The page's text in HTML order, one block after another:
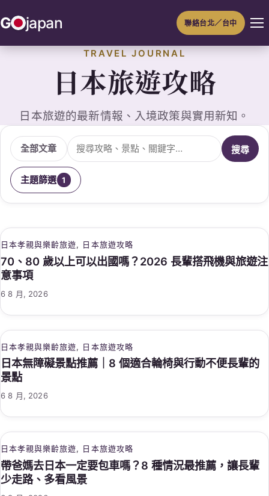
至
G japan 聯絡台北／台中
TRAVEL JOURNAL
日本旅遊攻略
日本旅遊的最新情報、入境政策與實用新知。
全部文章 搜尋文章 搜尋
主題篩選 1
日本孝親與樂齡旅遊, 日本旅遊攻略
70、80 歲以上可以出國嗎？2026 長輩搭飛機與旅遊注
意事項
6 8 月, 2026
日本孝親與樂齡旅遊, 日本旅遊攻略
日本無障礙景點推薦｜8 個適合輪椅與行動不便長輩的
景點
6 8 月, 2026
日本孝親與樂齡旅遊, 日本旅遊攻略
帶爸媽去日本一定要包車嗎？8 種情況最推薦，讓長輩
少走路、多看風景